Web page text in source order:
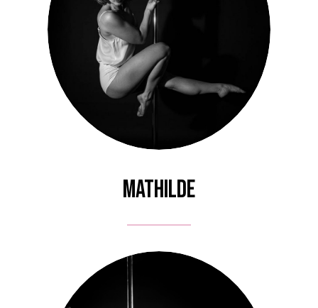
Mathilde